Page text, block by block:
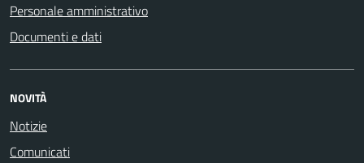
Personale amministrativo
Documenti e dati
NOVITÀ
Notizie
Comunicati